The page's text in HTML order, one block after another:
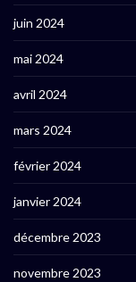
juin 2024
mai 2024
avril 2024
mars 2024
février 2024
janvier 2024
décembre 2023
novembre 2023